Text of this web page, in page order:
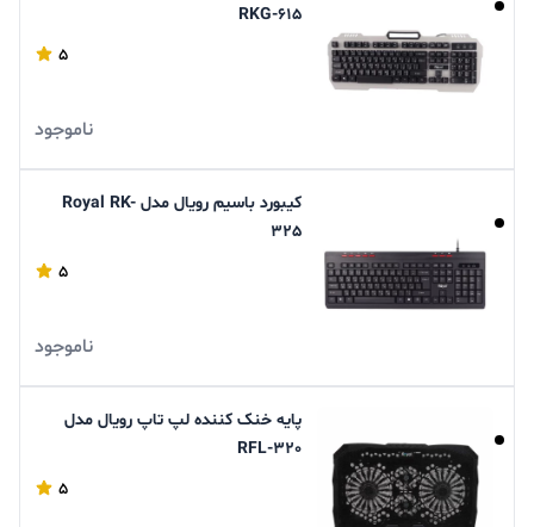
RKG-615
5
ناموجود
کیبورد باسیم رویال مدل Royal RK-
325
5
ناموجود
پایه خنک کننده لپ تاپ رویال مدل
RFL-320
5